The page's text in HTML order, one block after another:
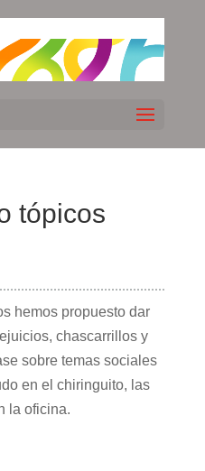
tópicos
hemos propuesto dar
chascarrillos y
sobre temas sociales
en el chiringuito, las
la oficina.